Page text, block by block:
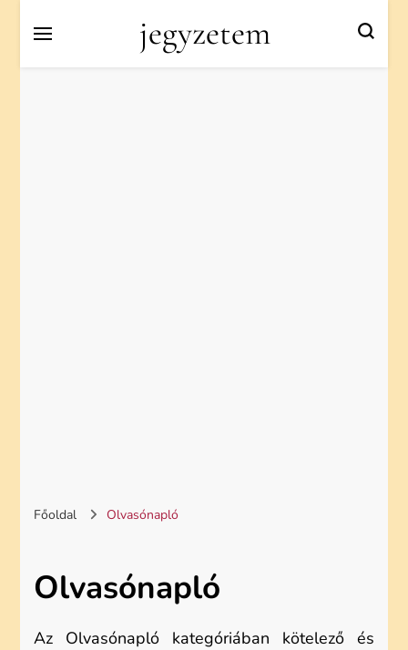
jegyzetem
Főoldal Olvasónapló
Olvasónapló
Az Olvasónapló kategóriában kötelező és